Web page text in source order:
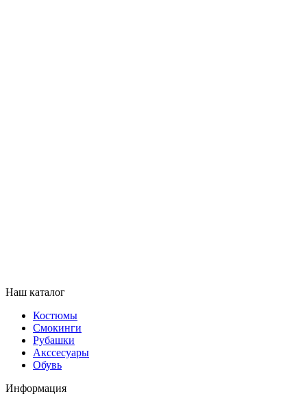
Наш каталог
Костюмы
Смокинги
Рубашки
Акссесуары
Обувь
Информация